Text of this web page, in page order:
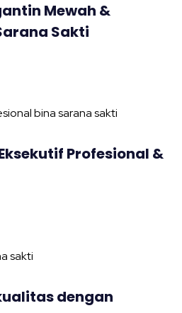
Mewah &
Sakti
Profesional &
dengan